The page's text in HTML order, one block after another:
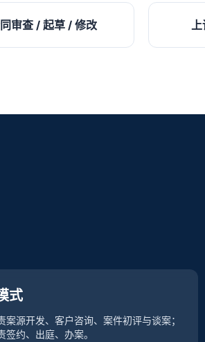
审查 / 起草 / 修改 上
式
案源开发、客户咨询、案件初评与谈案；
签约、出庭、办案。